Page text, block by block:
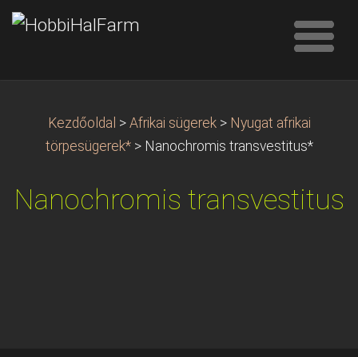
Kezdőoldal > Afrikai sügerek > Nyugat afrikai
törpesügerek* > Nanochromis transvestitus*
Nanochromis transvestitus